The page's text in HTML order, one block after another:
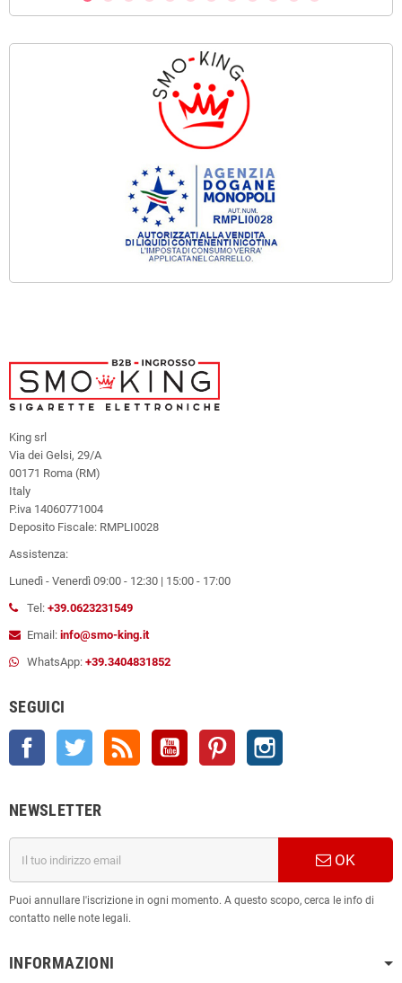
King srl
Via dei Gelsi, 29/A
00171 Roma (RM)
Italy
P.iva 14060771004
Deposito Fiscale: RMPLI0028
Assistenza:
Lunedì - Venerdì 09:00 - 12:30 | 15:00 - 17:00
Tel: +39.0623231549
Email: info@smo-king.it
WhatsApp: +39.3404831852
SEGUICI
Facebook Twitter YouTube Pinterest
NEWSLETTER
OK
Puoi annullare l'iscrizione in ogni momento. A questo scopo, cerca le info di
contatto nelle note legali.
INFORMAZIONI